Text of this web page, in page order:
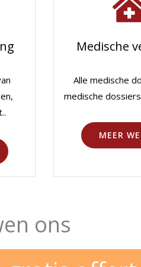
Medische
Alle medische
medische
MEER
ons